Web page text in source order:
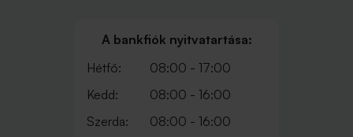
A bankfiók nyitvatartása:
Hétfő:
08:00 - 17:00
Kedd:
08:00 - 16:00
Szerda:
08:00 - 16:00